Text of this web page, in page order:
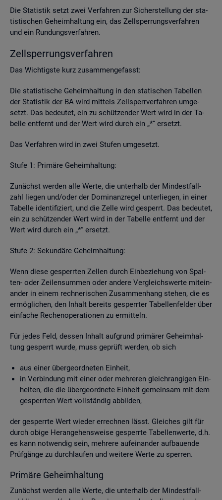
Die Sta­tis­tik setzt zwei Ver­fah­ren zur Si­cher­stel­lung der sta­
tis­ti­schen Ge­heim­hal­tung ein, das Zell­sper­rungs­ver­fah­ren
und ein Run­dungs­ver­fah­ren.
Zell­sper­rungs­ver­fah­ren
Das Wich­tigs­te kurz zu­sam­men­ge­fasst:
Die sta­tis­ti­sche Ge­heim­hal­tung in den sta­ti­schen Ta­bel­len
der Sta­tis­tik der BA wird mit­tels Zell­sperr­ver­fah­ren um­ge­
setzt. Das be­deu­tet, ein zu schüt­zen­der Wert wird in der Ta­
bel­le ent­fernt und der Wert wird durch ein „*“ er­setzt.
Das Ver­fah­ren wird in zwei Stu­fen um­ge­setzt.
Stufe 1: Pri­mä­re Ge­heim­hal­tung:
Zu­nächst wer­den alle Werte, die un­ter­halb der Min­dest­fall­
zahl lie­gen und/oder der Do­mi­nanz­re­gel un­ter­lie­gen, in einer
Ta­bel­le iden­ti­fi­ziert, und die Zelle wird ge­sperrt. Das be­deu­tet,
ein zu schüt­zen­der Wert wird in der Ta­bel­le ent­fernt und der
Wert wird durch ein „*“ er­setzt.
Stufe 2: Se­kun­dä­re Ge­heim­hal­tung:
Wenn diese ge­sperr­ten Zel­len durch Ein­be­zie­hung von Spal­
ten- oder Zei­len­sum­men oder an­de­re Ver­gleichs­wer­te mit­ein­
an­der in einem rech­ne­ri­schen Zu­sam­men­hang ste­hen, die es
er­mög­li­chen, den In­halt be­reits ge­sperr­ter Ta­bel­len­fel­der über
ein­fa­che Re­chen­ope­ra­tio­nen zu er­mit­teln.
Für jedes Feld, des­sen In­halt auf­grund pri­mä­rer Ge­heim­hal­
tung ge­sperrt wurde, muss ge­prüft wer­den, ob sich
aus einer über­ge­ord­ne­ten Ein­heit,
in Ver­bin­dung mit einer oder meh­re­ren gleich­ran­gi­gen Ein­
hei­ten, die die über­ge­ord­ne­te Ein­heit ge­mein­sam mit dem
ge­sperr­ten Wert voll­stän­dig ab­bil­den,
der ge­sperr­te Wert wie­der er­rech­nen lässt. Glei­ches gilt für
durch obige Her­an­ge­hens­wei­se ge­sperr­te Ta­bel­len­wer­te, d.h.
es kann not­wen­dig sein, meh­re­re auf­ein­an­der auf­bau­en­de
Prüf­gän­ge zu durch­lau­fen und wei­te­re Werte zu sper­ren.
Pri­mä­re Ge­heim­hal­tung
Zu­nächst wer­den alle Werte, die un­ter­halb der Min­dest­fall­